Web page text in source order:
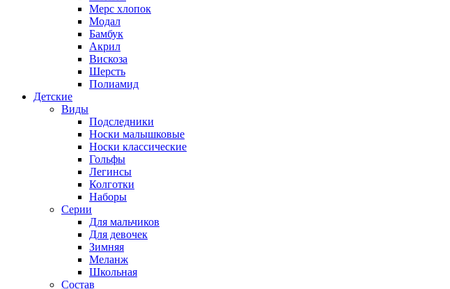
Мерс хлопок
Модал
Бамбук
Акрил
Вискоза
Шерсть
Полиамид
Детские
Виды
Подследники
Носки малышковые
Носки классические
Гольфы
Легинсы
Колготки
Наборы
Серии
Для мальчиков
Для девочек
Зимняя
Меланж
Школьная
Состав